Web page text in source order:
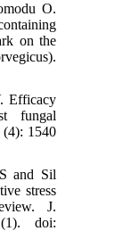
O.
containing
bark on the
V. Efficacy
fungal
5 (4): 1540
S and Sil
stress
review. J.
1 (1). doi: